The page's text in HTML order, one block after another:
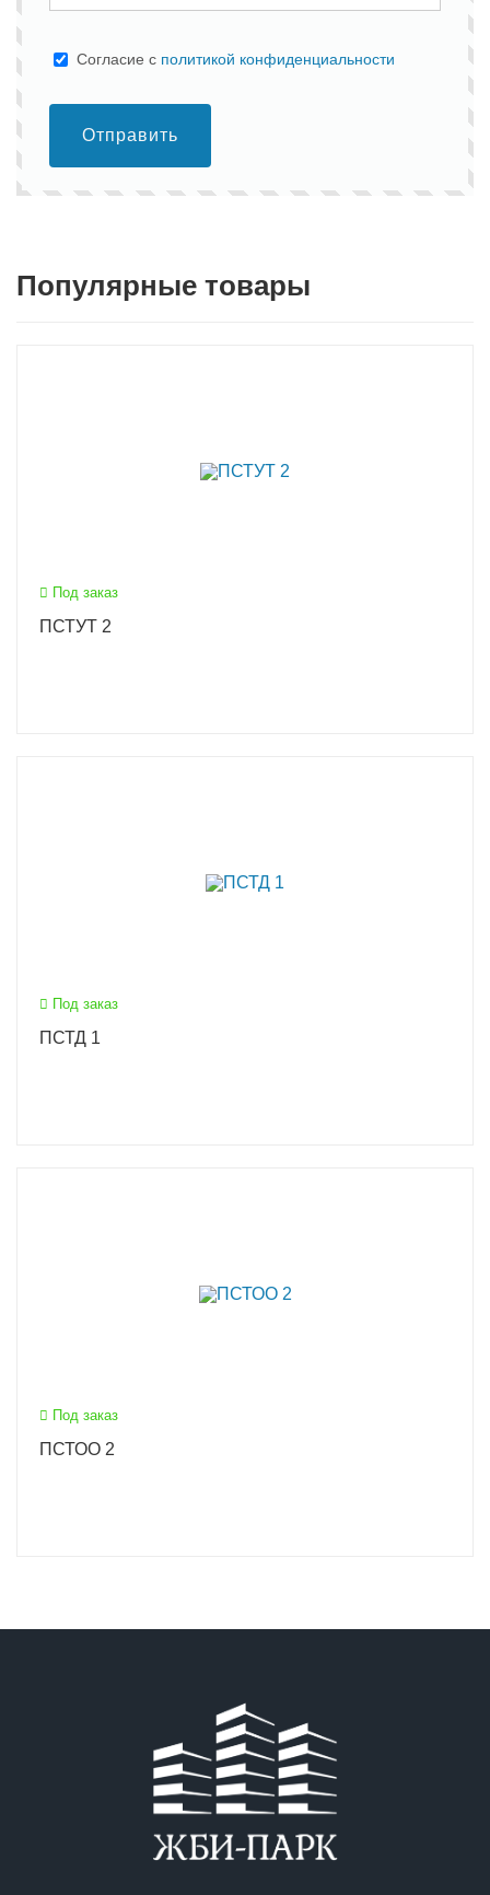
Cогласие с политикой конфиденциальности
Отправить
Популярные товары
Под заказ
ПСТУТ 2
Под заказ
ПСТД 1
Под заказ
ПСТОО 2